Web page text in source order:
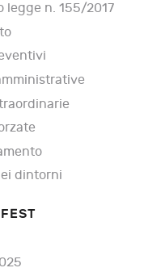
legge n. 155/2017
dintorni